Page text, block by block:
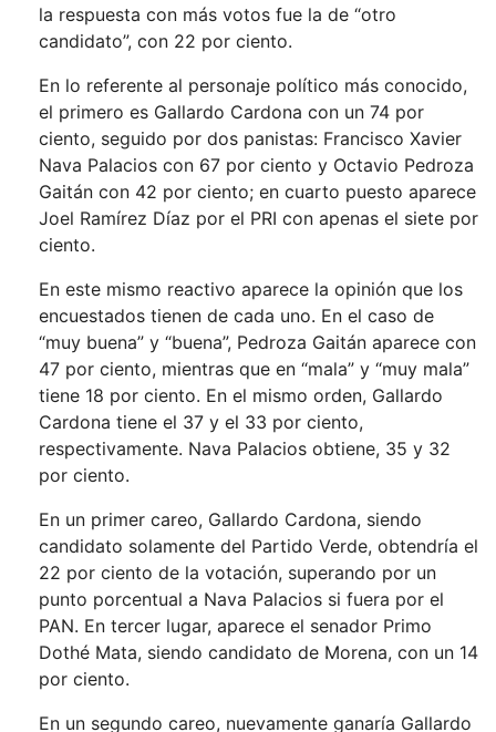
la respuesta con más votos fue la de “otro
candidato”, con 22 por ciento.
En lo referente al personaje político más conocido,
el primero es Gallardo Cardona con un 74 por
ciento, seguido por dos panistas: Francisco Xavier
Nava Palacios con 67 por ciento y Octavio Pedroza
Gaitán con 42 por ciento; en cuarto puesto aparece
Joel Ramírez Díaz por el PRI con apenas el siete por
ciento.
En este mismo reactivo aparece la opinión que los
encuestados tienen de cada uno. En el caso de
“muy buena” y “buena”, Pedroza Gaitán aparece con
47 por ciento, mientras que en “mala” y “muy mala”
tiene 18 por ciento. En el mismo orden, Gallardo
Cardona tiene el 37 y el 33 por ciento,
respectivamente. Nava Palacios obtiene, 35 y 32
por ciento.
En un primer careo, Gallardo Cardona, siendo
candidato solamente del Partido Verde, obtendría el
22 por ciento de la votación, superando por un
punto porcentual a Nava Palacios si fuera por el
PAN. En tercer lugar, aparece el senador Primo
Dothé Mata, siendo candidato de Morena, con un 14
por ciento.
En un segundo careo, nuevamente ganaría Gallardo